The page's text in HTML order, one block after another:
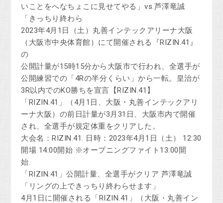
いことをへなちょこに見せてやる」vs.芦澤竜誠
「きっちり終わら
2023年4月1日（土）丸善インテックアリーナ大阪
（大阪市中央体育館）にて開催される『RIZIN.41』
の
公開計量が15時15分から大阪市で行われ、全選手が
公開練習での「4Rの半分くらい」から一転。皇治が
3R以内でのKO勝ちを宣言【RIZIN.41】
「RIZIN.41」（4月1日、大阪・丸善インテックアリ
ーナ大阪）の前日計量が3月31日、大阪市内で開催
され、全選手が規定体重をクリアした。
大会名：RIZIN.41. 日時：2023年4月1日（土） 12:30
開場 14:00開始 ※オープニングファイト13:00開
始.
「RIZIN.41」公開計量、全選手がクリア 芦澤竜誠
「リングの上できっちり終わらせます」
4月1日に開催される「RIZIN.41」（大阪・丸善イン